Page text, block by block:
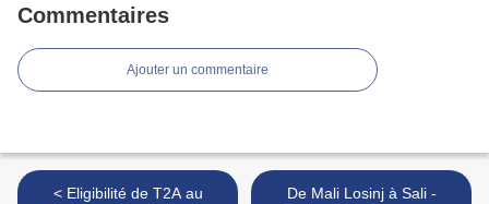
Commentaires
Ajouter un commentaire
< Eligibilité de T2A au
De Mali Losinj à Sali -